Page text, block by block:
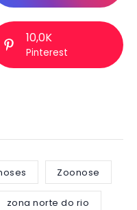
10,0K
Pinterest
Zoonose
zona norte do rio